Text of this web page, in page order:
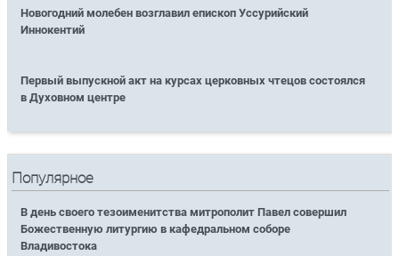
Новогодний молебен возглавил епископ Уссурийский
Иннокентий
Первый выпускной акт на курсах церковных чтецов состоялся
в Духовном центре
Популярное
В день своего тезоименитства митрополит Павел совершил
Божественную литургию в кафедральном соборе
Владивостока